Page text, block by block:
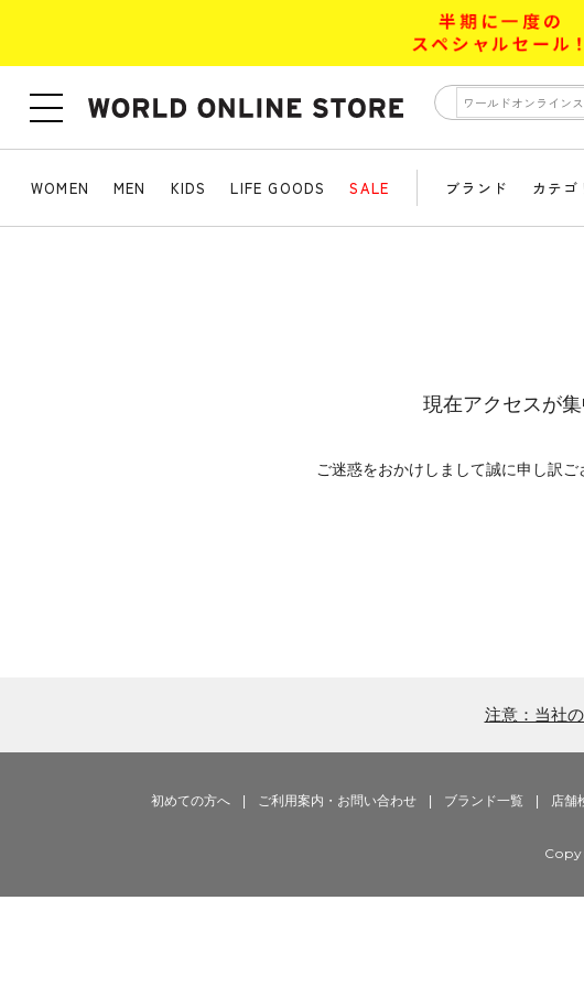
WOMEN MEN KIDS LIFE GOODS SALE ブランド カテゴ
現在アクセスが
ご迷惑をおかけしまして誠に申し訳
注意：当社
初めての方へ ご利用案内・お問い合わせ ブランド一覧 店舗